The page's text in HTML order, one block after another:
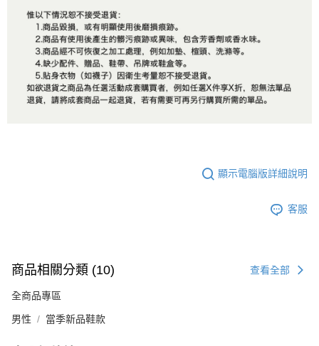
顯示電腦版詳細說明
客服
商品相關分類 (10) 查看全部
全商品專區
男性 當季新品鞋款